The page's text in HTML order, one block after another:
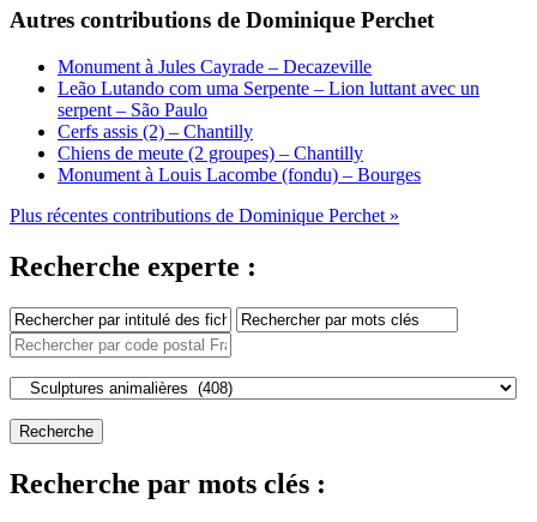
Autres contributions de Dominique Perchet
Monument à Jules Cayrade – Decazeville
Leão Lutando com uma Serpente – Lion luttant avec un
serpent – São Paulo
Cerfs assis (2) – Chantilly
Chiens de meute (2 groupes) – Chantilly
Monument à Louis Lacombe (fondu) – Bourges
Plus récentes contributions de Dominique Perchet »
Recherche experte :
Recherche par mots clés :